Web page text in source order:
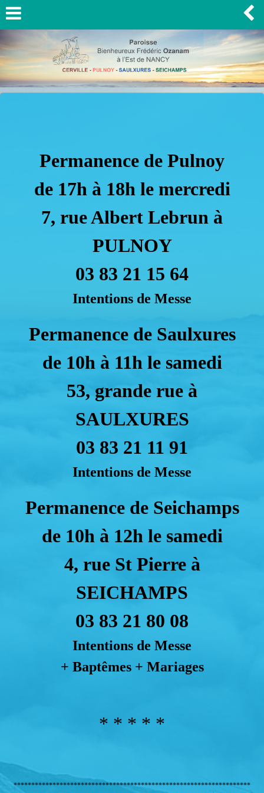
Permanence de Pulnoy
de 17h à 18h le mercredi
7, rue Albert Lebrun à
PULNOY
03 83 21 15 64
Intentions de Messe
Permanence de Saulxures
de 10h à 11h le samedi
53, grande rue à
SAULXURES
03 83 21 11 91
Intentions de Messe
Permanence de Seichamps
de 10h à 12h le samedi
4, rue St Pierre à
SEICHAMPS
03 83 21 80 08
Intentions de Messe
+ Baptêmes + Mariages
* * * * *
*******************************************************************